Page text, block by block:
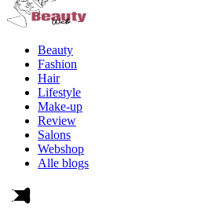
Beauty
Fashion
Hair
Lifestyle
Make-up
Review
Salons
Webshop
Alle blogs